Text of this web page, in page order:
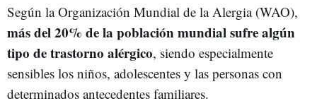
Según la Organización Mundial de la Alergia (WAO),
más del 20% de la población mundial sufre algún
tipo de trastorno alérgico, siendo especialmente
sensibles los niños, adolescentes y las personas con
determinados antecedentes familiares.